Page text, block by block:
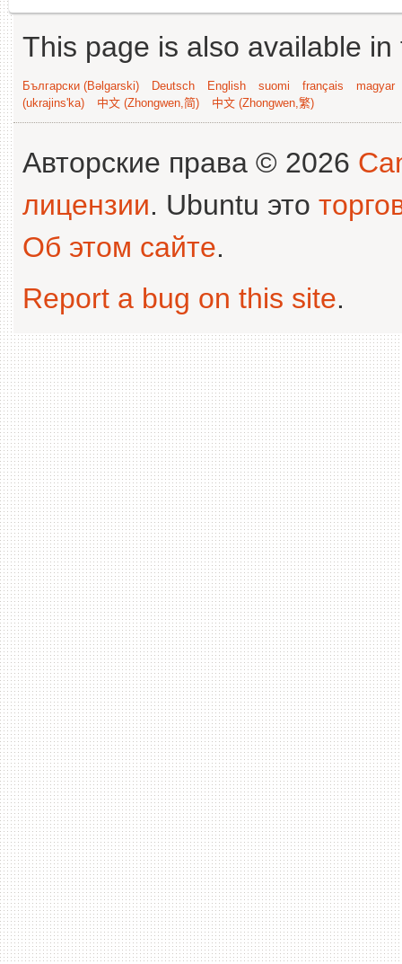
This page is also available
Български (Bəlgarski) Deutsch English suomi français
magyar
(ukrajins'ka)
中文 (Zhongwen,简) 中文 (Zhongwen,繁)
Авторские права © 2026
лицензии. Ubuntu это
Об этом сайте.
Report a bug on this site.